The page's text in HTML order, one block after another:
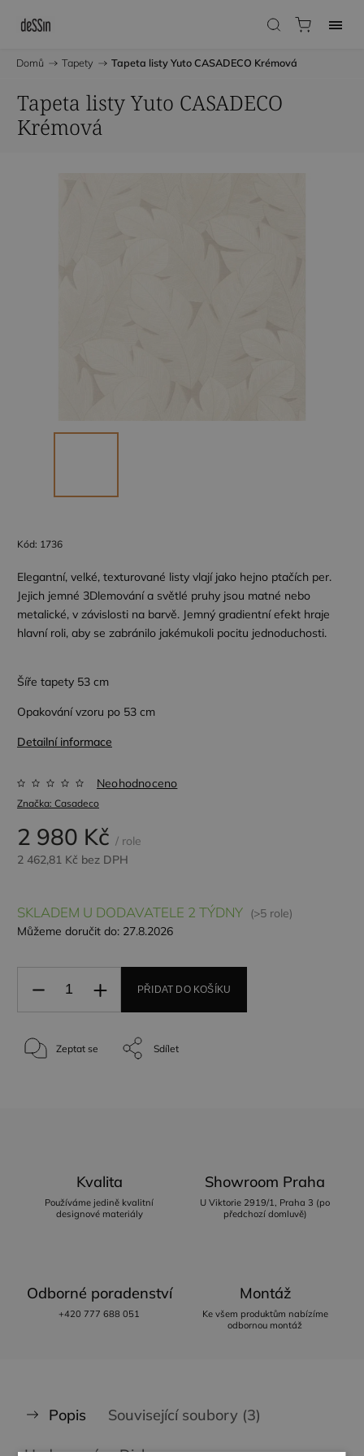
Domů / Tapety / Tapeta listy Yuto CASADECO Krémová
Tapeta listy Yuto CASADECO
Krémová
Kód: 1736
Elegantní, velké, texturované listy vlají jako hejno ptačích per.
Jejich jemné 3Dlemování a světlé pruhy jsou matné nebo
metalické, v závislosti na barvě. Jemný gradientní efekt hraje
hlavní roli, aby se zabránilo jakémukoli pocitu jednoduchosti.
Šíře tapety 53 cm
Opakování vzoru po 53 cm
Detailní informace
Značka: Casadeco
Neohodnoceno
2 980 Kč / role
2 462,81 Kč bez DPH
SKLADEM U DODAVATELE 2 TÝDNY (>5 role)
Můžeme doručit do: 27.8.2026
PŘIDAT DO KOŠÍKU
Zeptat se Sdílet
Kvalita
Používáme jedině kvalitní
designové materiály
Showroom Praha
U Viktorie 2919/1, Praha 3 (po
předchozí domluvě)
Odborné poradenství
+420 777 688 051
Montáž
Ke všem produktům nabízíme
odbornou montáž
Popis Související soubory (3)